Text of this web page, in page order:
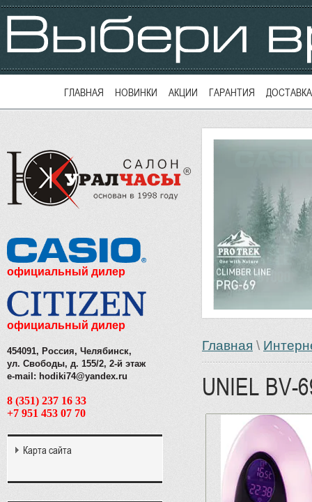
ГЛАВНАЯ НОВИНКИ АКЦИИ ГАРАНТИЯ ДОСТАВКА
Главная \
UNIEL BV-
официальный дилер
официальный дилер
454091, Россия, Челябинск,
ул. Свободы, д. 155/2, 2-й этаж
e-mail: hodiki74@yandex.ru
8 (351) 237 16 33
+7 951 453 07 70
Карта сайта